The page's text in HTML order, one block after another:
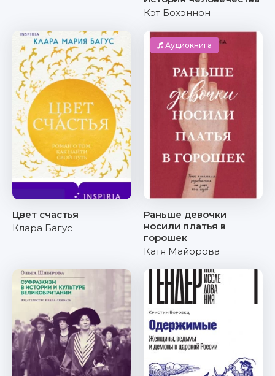
Кэт Бохэннон
Цвет счастья
Клара Багус
Аудиокнига
Раньше девочки
носили платья в
горошек
Катя Майорова